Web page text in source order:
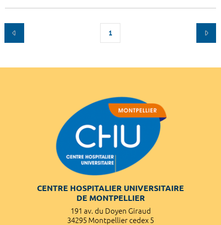
1
CENTRE HOSPITALIER UNIVERSITAIRE
DE MONTPELLIER
191 av. du Doyen Giraud
34295 Montpellier cedex 5